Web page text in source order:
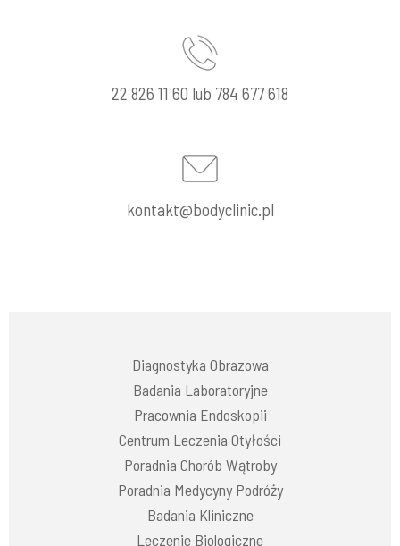
22 826 11 60 lub 784 677 618
kontakt@bodyclinic.pl
Diagnostyka Obrazowa
Badania Laboratoryjne
Pracownia Endoskopii
Centrum Leczenia Otyłości
Poradnia Chorób Wątroby
Poradnia Medycyny Podróży
Badania Kliniczne
Leczenie Biologiczne